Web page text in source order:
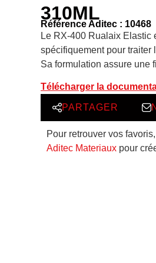
310ML
Référence Aditec : 10468
Le RX-400 Rualaix Elastic
spécifiquement pour traiter
Sa formulation assure une
Télécharger la
PARTAGER
Pour retrouver vos
Aditec Materiaux pour